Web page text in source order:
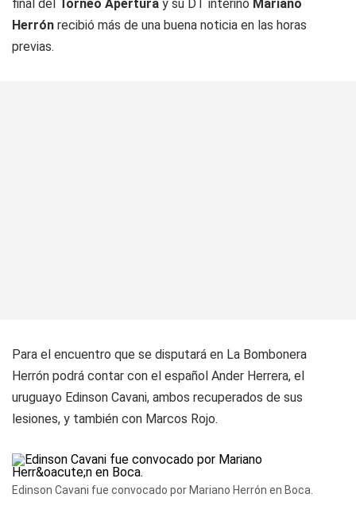
final del Torneo Apertura y su DT interino Mariano
Herrón recibió más de una buena noticia en las horas
previas.
Para el encuentro que se disputará en La Bombonera
Herrón podrá contar con el español Ander Herrera, el
uruguayo Edinson Cavani, ambos recuperados de sus
lesiones, y también con Marcos Rojo.
Edinson Cavani fue convocado por Mariano Herrón en Boca.